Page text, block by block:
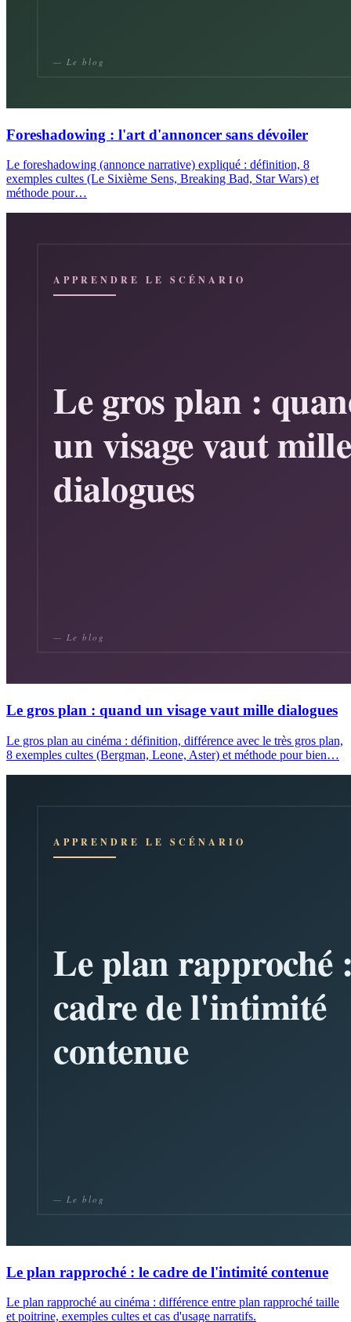
Foreshadowing : l'art d'annoncer sans dévoiler
Le foreshadowing (annonce narrative) expliqué : définition, 8
exemples cultes (Le Sixième Sens, Breaking Bad, Star Wars) et
méthode pour…
Le gros plan : quand un visage vaut mille dialogues
Le gros plan au cinéma : définition, différence avec le très gros plan,
8 exemples cultes (Bergman, Leone, Aster) et méthode pour bien…
Le plan rapproché : le cadre de l'intimité contenue
Le plan rapproché au cinéma : différence entre plan rapproché taille
et poitrine, exemples cultes et cas d'usage narratifs.